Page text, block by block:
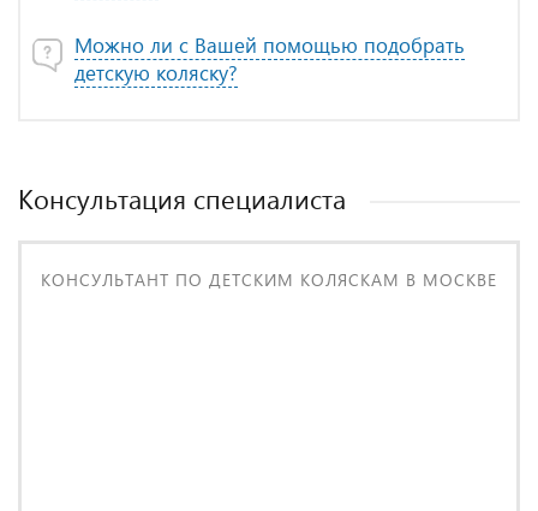
Можно ли с Вашей помощью подобрать
детскую коляску?
Консультация специалиста
КОНСУЛЬТАНТ ПО ДЕТСКИМ КОЛЯСКАМ В МОСКВЕ